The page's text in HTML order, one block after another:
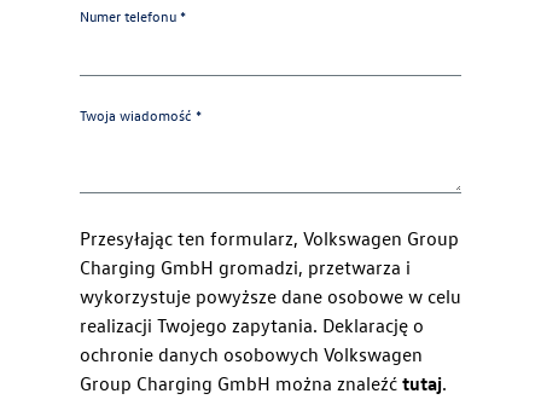
Numer telefonu *
Twoja wiadomość *
Przesyłając ten formularz, Volkswagen Group
Charging GmbH gromadzi, przetwarza i
wykorzystuje powyższe dane osobowe w celu
realizacji Twojego zapytania. Deklarację o
ochronie danych osobowych Volkswagen
Group Charging GmbH można znaleźć tutaj.